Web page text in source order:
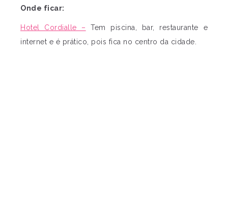
Onde ficar:
Hotel Cordialle –
Tem piscina, bar, restaurante e
internet e é prático, pois fica no centro da cidade.